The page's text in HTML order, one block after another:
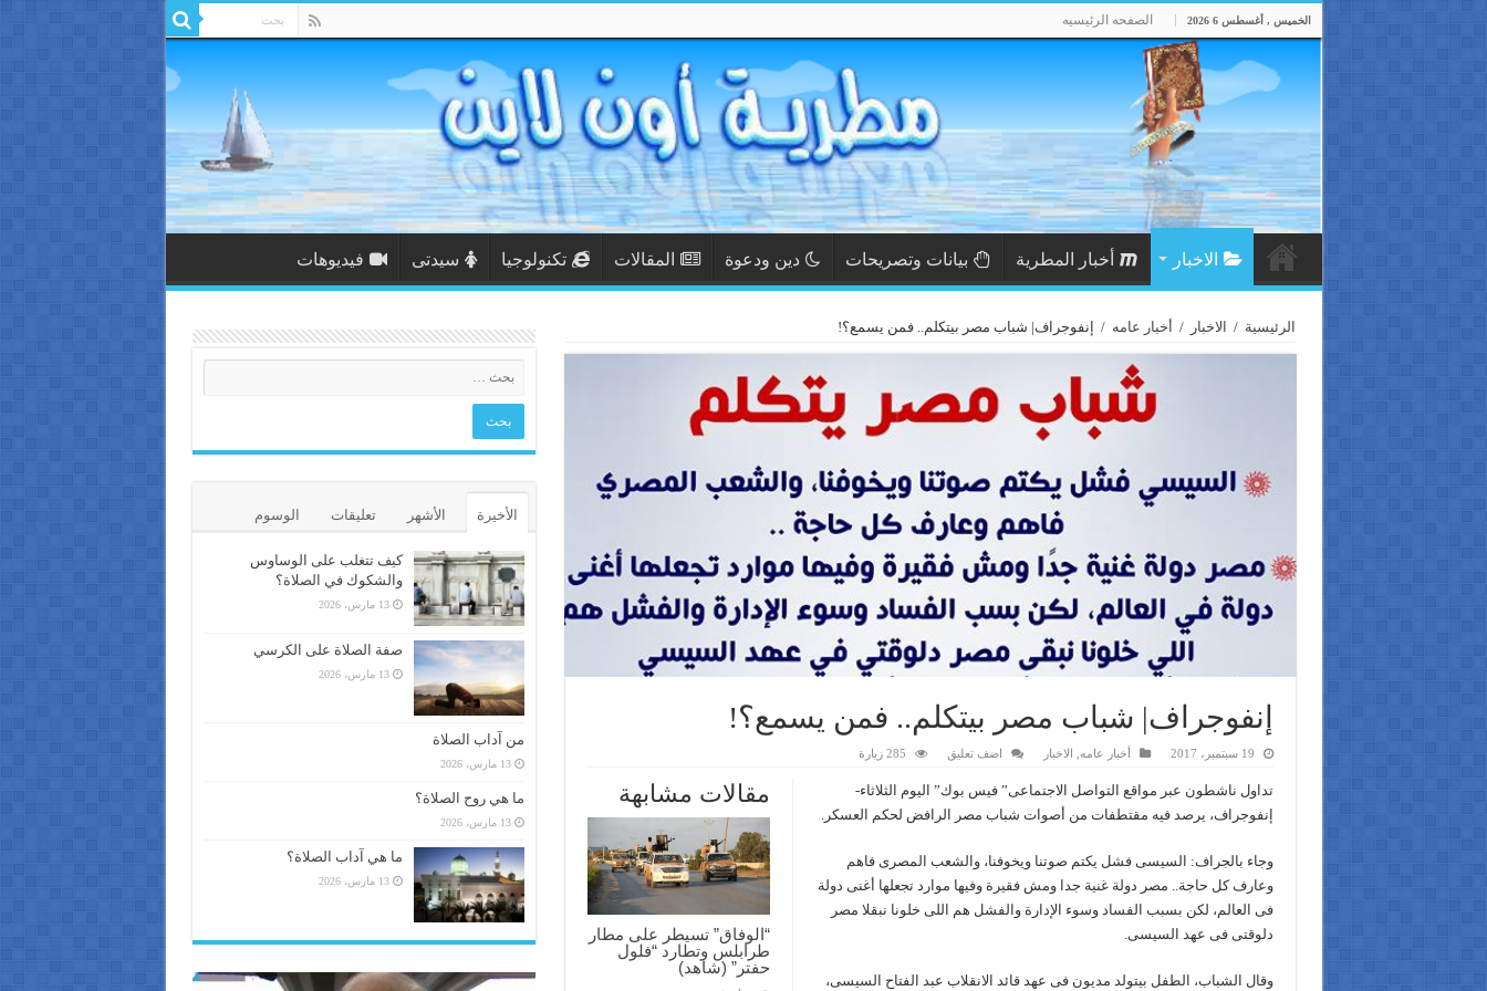
الخميس , أغسطس 6 2026 الصفحه الرئيسيه
الاخبار أخبار المطرية بيانات وتصريحات دين ودعوة المقالات تكنولوجيا سيدتى فيديوهات
الرئيسية / الاخبار / أخبار عامه / إنفوجراف| شباب مصر بيتكلم.. فمن يسمع؟!
إنفوجراف| شباب مصر بيتكلم.. فمن يسمع؟!
19 سبتمبر، 2017 أخبار عامه الاخبار اضف تعليق 285 زيارة
مقالات مشابهة
“الوفاق” تسيطر على مطار
طرابلس وتطارد “فلول
حفتر” (شاهد)
تداول ناشطون عبر مواقع التواصل الاجتماعى” فيس بوك” اليوم الثلاثاء-
إنفوجراف، يرصد فيه مقتطفات من أصوات شباب مصر الرافض لحكم العسكر.
وجاء بالجراف: السيسى فشل يكتم صوتنا ويخوفنا، والشعب المصرى فاهم
وعارف كل حاجة.. مصر دولة غنية جدا ومش فقيرة وفيها موارد تجعلها أغنى دولة
فى العالم، لكن بسبب الفساد وسوء الإدارة والفشل هم اللى خلونا نبقلا مصر
دلوقتى فى عهد السيسى.
وقال الشباب، الطفل بيتولد مديون فى عهد قائد الانقلاب عبد الفتاح السيسى،
الأخيرة الأشهر تعليقات الوسوم
كيف تتغلب على الوساوس
والشكوك في الصلاة؟
13 مارس، 2026
صفة الصلاة على الكرسي
13 مارس، 2026
من آداب الصلاة
13 مارس، 2026
ما هي روح الصلاة؟
13 مارس، 2026
ما هي آداب الصلاة؟
13 مارس، 2026